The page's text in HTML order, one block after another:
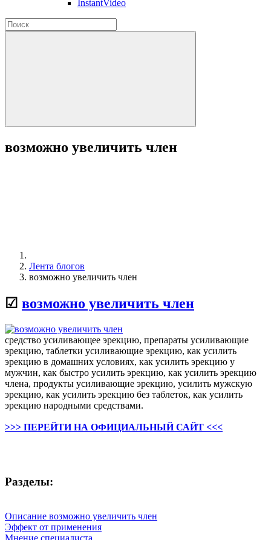
InstantVideo
возможно увеличить член
Лента блогов
возможно увеличить член
☑ возможно увеличить член
средство усиливающее эрекцию, препараты усиливающие
эрекцию, таблетки усиливающие эрекцию, как усилить
эрекцию в домашних условиях, как усилить эрекцию у
мужчин, как быстро усилить эрекцию, как усилить эрекцию
члена, продукты усиливающие эрекцию, усилить мужскую
эрекцию, как усилить эрекцию без таблеток, как усилить
эрекцию народными средствами.
>>> ПЕРЕЙТИ НА ОФИЦИАЛЬНЫЙ САЙТ <<<
Разделы:
Описание возможно увеличить член
Эффект от применения
Мнение специалиста